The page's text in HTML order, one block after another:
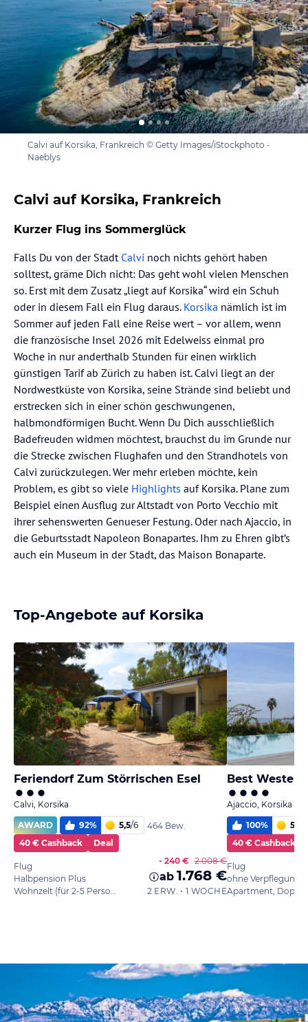
Calvi auf Korsika, Frankreich © Getty Images/iStockphoto -
Naeblys
Calvi auf Korsika, Frankreich
Kurzer Flug ins Sommerglück
Falls Du von der Stadt Calvi noch nichts gehört haben
solltest, gräme Dich nicht: Das geht wohl vielen Menschen
so. Erst mit dem Zusatz „liegt auf Korsika“ wird ein Schuh
oder in diesem Fall ein Flug daraus. Korsika nämlich ist im
Sommer auf jeden Fall eine Reise wert – vor allem, wenn
die französische Insel 2026 mit Edelweiss einmal pro
Woche in nur anderthalb Stunden für einen wirklich
günstigen Tarif ab Zürich zu haben ist. Calvi liegt an der
Nordwestküste von Korsika, seine Strände sind beliebt und
erstrecken sich in einer schön geschwungenen,
halbmondförmigen Bucht. Wenn Du Dich ausschließlich
Badefreuden widmen möchtest, brauchst du im Grunde nur
die Strecke zwischen Flughafen und den Strandhotels von
Calvi zurückzulegen. Wer mehr erleben möchte, kein
Problem, es gibt so viele Highlights auf Korsika. Plane zum
Beispiel einen Ausflug zur Altstadt von Porto Vecchio mit
ihrer sehenswerten Genueser Festung. Oder nach Ajaccio, in
die Geburtsstadt Napoleon Bonapartes. Ihm zu Ehren gibt’s
auch ein Museum in der Stadt, das Maison Bonaparte.
Top-Angebote auf Korsika
Feriendorf Zum Störrischen Esel
Calvi, Korsika
AWARD
92% 5,5/6
464 Bew.
40 € Cashback
Deal
Flug
Halbpension Plus
Wohnzelt (für 2-5 Personen)
- 240 € 2.008 €
ab 1.768 €
2 ERW. • 1 WOCHE
Ajaccio, Korsika
100% 5,5
40 € Cashback
Flug
ohne Verpflegung